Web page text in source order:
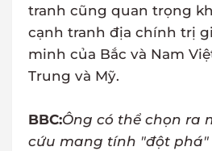
tranh cũng quan trọng
cạnh tranh địa chính trị
minh của Bắc và Nam
Trung và Mỹ.
BBC:Ông có thể chọn ra
cứu mang tính "đột phá"